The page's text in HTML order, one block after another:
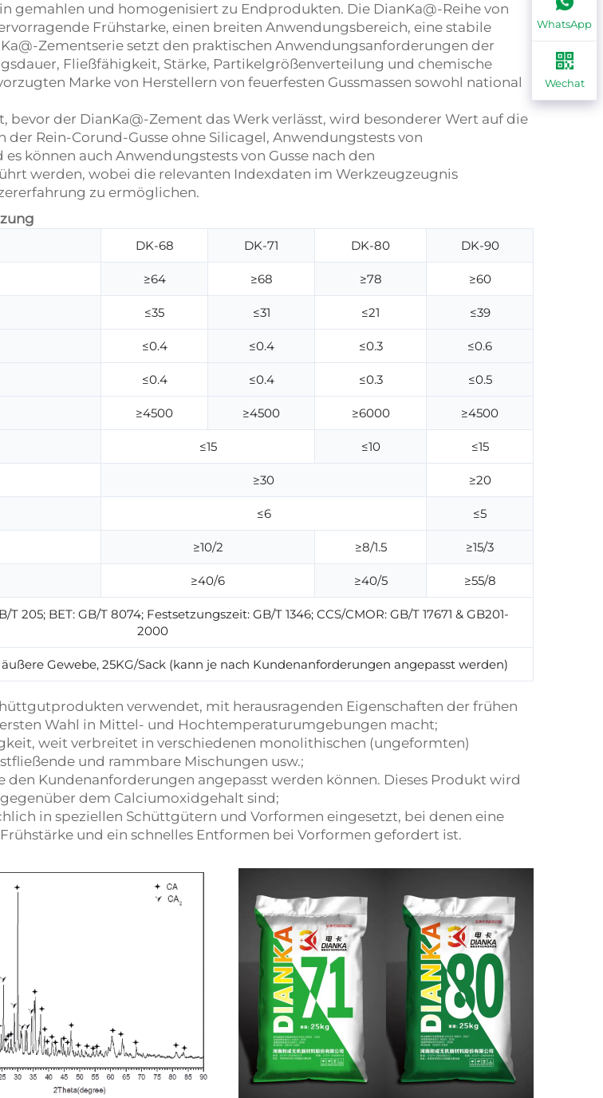
gemahlen und homogenisiert zu Endprodukten. Die DianKa@-Reihe von
Frühstarke, einen breiten Anwendungsbereich, eine stabile
Zementserie setzt den praktischen Anwendungsanforderungen der
Fließfähigkeit, Stärke, Partikelgrößenverteilung und chemische
Marke von Herstellern von feuerfesten Gussmassen sowohl national
der DianKa@-Zement das Werk verlässt, wird besonderer Wert auf die
Rein-Corund-Gusse ohne Silicagel, Anwendungstests von
können auch Anwendungstests von Gusse nach den
werden, wobei die relevanten Indexdaten im Werkzeugzeugnis
zu ermöglichen.
DK-68 DK-71 DK-80 DK-90
≥64 ≥68 ≥78 ≥60
≤35 ≤31 ≤21 ≤39
≤0.4 ≤0.4 ≤0.3 ≤0.6
≤0.4 ≤0.4 ≤0.3 ≤0.5
≥4500 ≥4500 ≥6000 ≥4500
≤15 ≤10 ≤15
≥30 ≥20
≤6 ≤5
≥10/2 ≥8/1.5 ≥15/3
≥40/6 ≥40/5 ≥55/8
205; BET: GB/T 8074; Festsetzungszeit: GB/T 1346; CCS/CMOR: GB/T 17671 & GB201-
2000
Gewebe, 25KG/Sack (kann je nach Kundenanforderungen angepasst werden)
verwendet, mit herausragenden Eigenschaften der frühen
Wahl in Mittel- und Hochtemperaturumgebungen macht;
weit verbreitet in verschiedenen monolithischen (ungeformten)
und rammbare Mischungen usw.;
Kundenanforderungen angepasst werden können. Dieses Produkt wird
dem Calciumoxidgehalt sind;
in speziellen Schüttgütern und Vorformen eingesetzt, bei denen eine
und ein schnelles Entformen bei Vorformen gefordert ist.
WhatsApp
Wechat